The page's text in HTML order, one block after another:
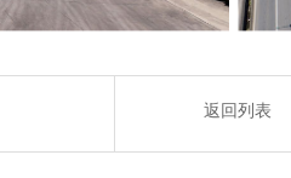
返回列表